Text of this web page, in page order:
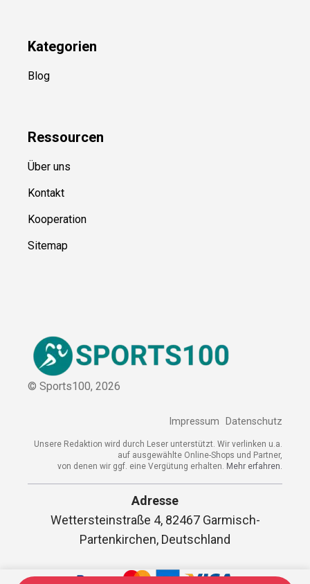
YouTube (50+ Sportarten)
Blog
Ressource
Über uns
Kontakt
© Sports100,2026
Impressum Datenschutz
Unsere Redaktion wird durch Leser unterstützt. Wir verlinken
u.a. auf ausgewählte Online-Shops und Partner,
von denen wir ggf. eine Vergütung erhalten.Mehr erfahren.
Wettersteinstraße 4, 82467 Garmisch-